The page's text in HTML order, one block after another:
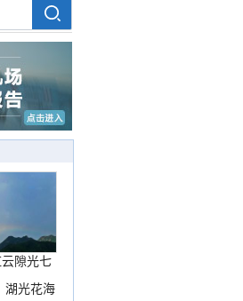
隙光七
湖光花海